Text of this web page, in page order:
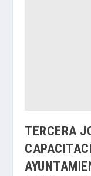
TERCERA